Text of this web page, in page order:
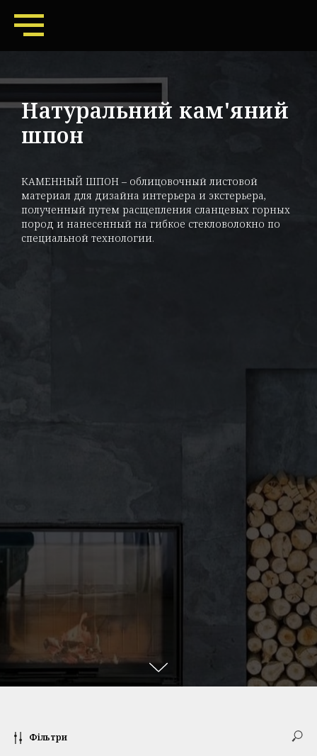
Натуральний кам'яний
шпон
КАМЕННЫЙ ШПОН – облицовочный листовой
материал для дизайна интерьера и экстерьера,
полученный путем расщепления сланцевых горных
пород и нанесенный на гибкое стекловолокно по
специальной технологии.
Фільтри